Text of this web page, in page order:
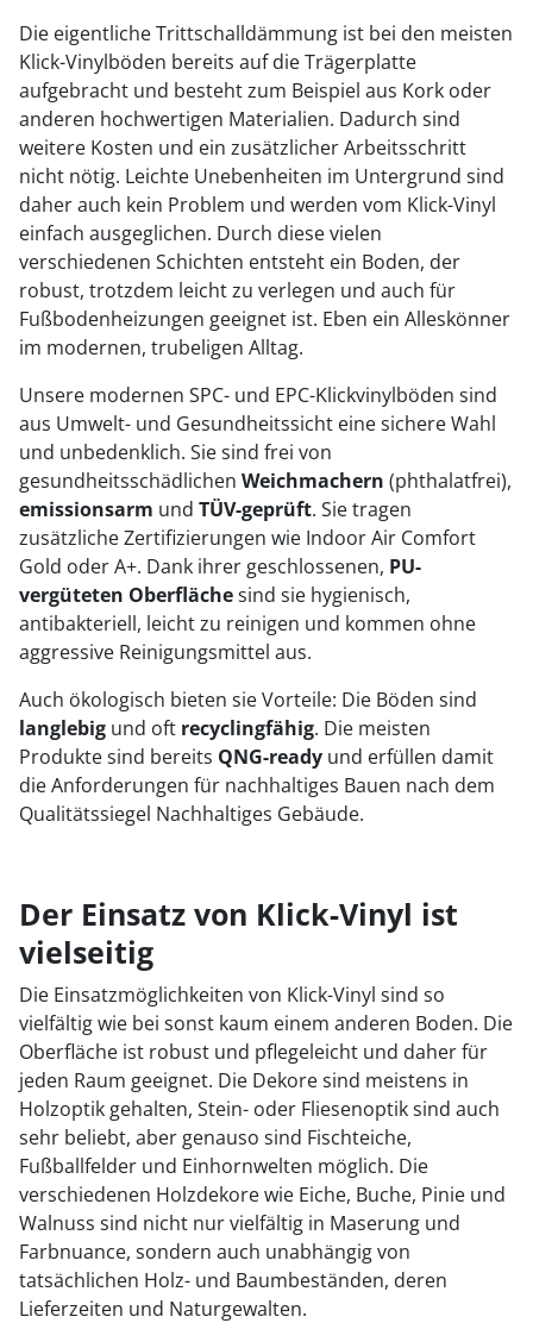
Die eigentliche Trittschalldämmung ist bei den meisten
Klick-Vinylböden bereits auf die Trägerplatte
aufgebracht und besteht zum Beispiel aus Kork oder
anderen hochwertigen Materialien. Dadurch sind
weitere Kosten und ein zusätzlicher Arbeitsschritt
nicht nötig. Leichte Unebenheiten im Untergrund sind
daher auch kein Problem und werden vom Klick-Vinyl
einfach ausgeglichen. Durch diese vielen
verschiedenen Schichten entsteht ein Boden, der
robust, trotzdem leicht zu verlegen und auch für
Fußbodenheizungen geeignet ist. Eben ein Alleskönner
im modernen, trubeligen Alltag.
Unsere modernen SPC- und EPC-Klickvinylböden sind
aus Umwelt- und Gesundheitssicht eine sichere Wahl
und unbedenklich. Sie sind frei von
gesundheitsschädlichen Weichmachern (phthalatfrei),
emissionsarm und TÜV-geprüft. Sie tragen
zusätzliche Zertifizierungen wie Indoor Air Comfort
Gold oder A+. Dank ihrer geschlossenen, PU-
vergüteten Oberflächesind sie hygienisch,
antibakteriell, leicht zu reinigen und kommen ohne
aggressive Reinigungsmittel aus.
Auch ökologisch bieten sie Vorteile: Die Böden sind
langlebig und oft recyclingfähig. Die meisten
Produkte sind bereits QNG-ready und erfüllen damit
die Anforderungen für nachhaltiges Bauen nach dem
Qualitätssiegel Nachhaltiges Gebäude.
Der Einsatz von Klick-Vinyl ist
vielseitig
Die Einsatzmöglichkeiten von Klick-Vinyl sind so
vielfältig wie bei sonst kaum einem anderen Boden. Die
Oberfläche ist robust und pflegeleicht und daher für
jeden Raum geeignet. Die Dekore sind meistens in
Holzoptik gehalten, Stein- oder Fliesenoptik sind auch
sehr beliebt, aber genauso sind Fischteiche,
Fußballfelder und Einhornwelten möglich. Die
verschiedenen Holzdekore wie Eiche, Buche, Pinie und
Walnuss sind nicht nur vielfältig in Maserung und
Farbnuance, sondern auch unabhängig von
tatsächlichen Holz- und Baumbeständen, deren
Lieferzeiten und Naturgewalten.